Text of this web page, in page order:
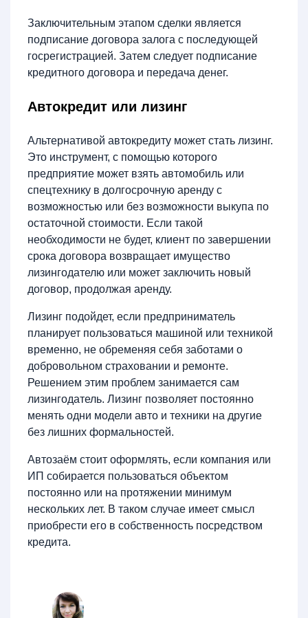
Заключительным этапом сделки является
подписание договора залога с последующей
госрегистрацией. Затем следует подписание
кредитного договора и передача денег.
Автокредит или лизинг
Альтернативой автокредиту может стать лизинг.
Это инструмент, с помощью которого
предприятие может взять автомобиль или
спецтехнику в долгосрочную аренду с
возможностью или без возможности выкупа по
остаточной стоимости. Если такой
необходимости не будет, клиент по завершении
срока договора возвращает имущество
лизингодателю или может заключить новый
договор, продолжая аренду.
Лизинг подойдет, если предприниматель
планирует пользоваться машиной или техникой
временно, не обременяя себя заботами о
добровольном страховании и ремонте.
Решением этим проблем занимается сам
лизингодатель. Лизинг позволяет постоянно
менять одни модели авто и техники на другие
без лишних формальностей.
Автозаём стоит оформлять, если компания или
ИП собирается пользоваться объектом
постоянно или на протяжении минимум
нескольких лет. В таком случае имеет смысл
приобрести его в собственность посредством
кредита.